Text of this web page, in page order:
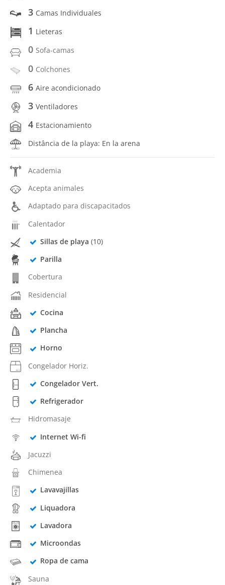
3 Camas Individuales
1 Lieteras
0 Sofa-camas
0 Colchones
6 Aire acondicionado
3 Ventiladores
4 Estacionamiento
Distância de la playa: En la arena
Academia
Acepta animales
Adaptado para discapacitados
Calentador
Sillas de playa (10)
Parilla
Cobertura
Residencial
Cocina
Plancha
Horno
Congelador Horiz.
Congelador Vert.
Refrigerador
Hidromasaje
Internet Wi-fi
Jacuzzi
Chimenea
Lavavajillas
Liquadora
Lavadora
Microondas
Ropa de cama
Sauna